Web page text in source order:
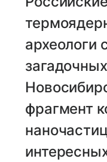
археологи
фрагмент